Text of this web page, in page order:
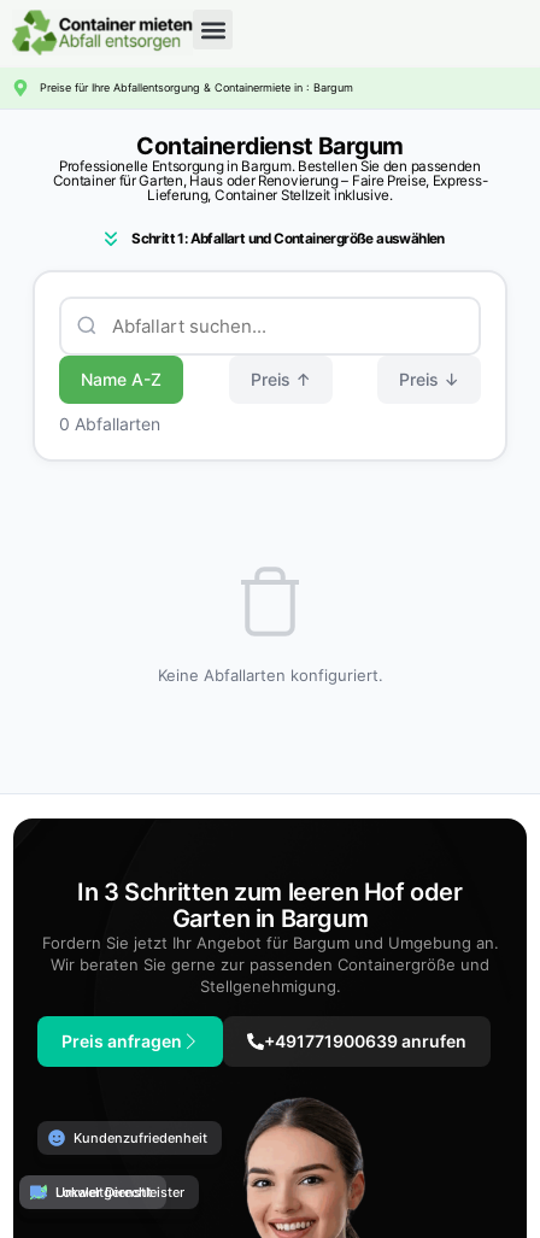
Preise für Ihre Abfallentsorgung & Containermiete in : Bargum
Containerdienst Bargum
Professionelle Entsorgung in Bargum. Bestellen Sie den passenden
Container für Garten, Haus oder Renovierung – Faire Preise, Express-
Lieferung, Container Stellzeit inklusive.
Schritt 1: Abfallart und Containergröße auswählen
Name A-Z Preis ↑ Preis ↓
0 Abfallarten
Keine Abfallarten konfiguriert.
In 3 Schritten zum leeren Hof oder
Garten in Bargum
Fordern Sie jetzt Ihr Angebot für Bargum und Umgebung an.
Wir beraten Sie gerne zur passenden Containergröße und
Stellgenehmigung.
Preis anfragen +491771900639 anrufen
Kundenzufriedenheit
Umweltgerecht
Lokaler Dienstleister